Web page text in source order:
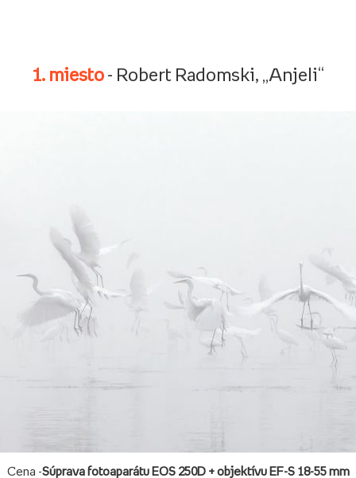
1. miesto - Robert Radomski, „Anjeli“
Cena -Súprava fotoaparátu EOS 250D + objektívu EF-S 18-55 mm